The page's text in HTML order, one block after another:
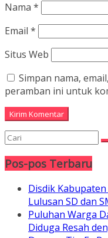
Nama *
Email *
Situs Web
Simpan nama,
peramban ini untuk
Pos-pos Terbaru
Disdik
Lulusan SD dan
Puluhan Warga
Diduga Resah